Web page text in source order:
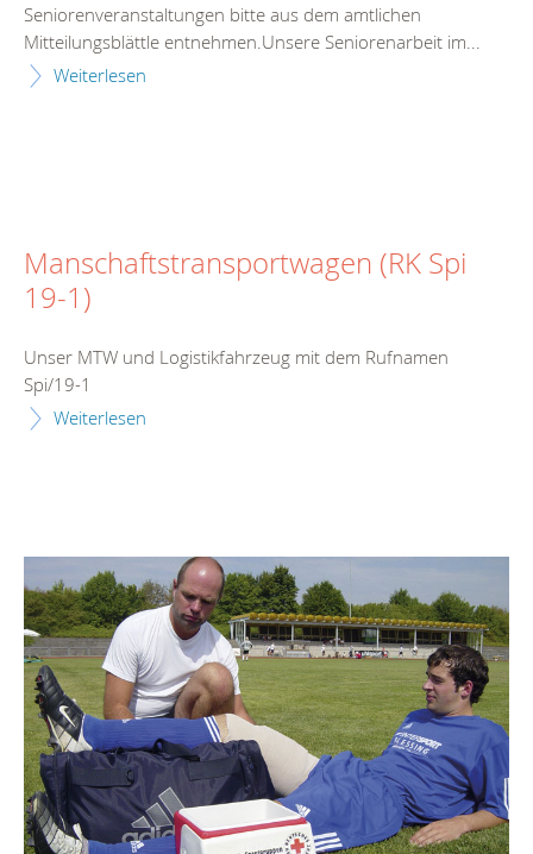
Seniorenveranstaltungen bitte aus dem amtlichen
Mitteilungsblättle entnehmen.Unsere Seniorenarbeit im...
Weiterlesen
Manschaftstransportwagen (RK Spi
19-1)
Unser MTW und Logistikfahrzeug mit dem Rufnamen
Spi/19-1
Weiterlesen